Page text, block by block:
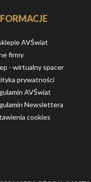
AVŚwiat
firmy
- wirtualny spacer
prywatności
AVŚwiat
Newslettera
cookies